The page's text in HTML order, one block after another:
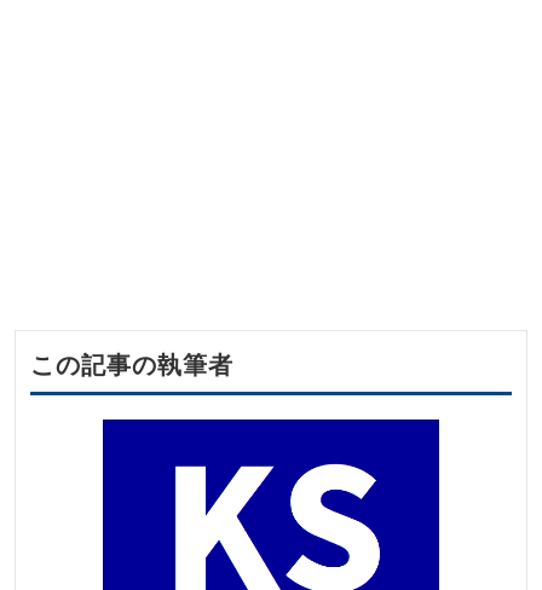
この記事の執筆者